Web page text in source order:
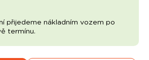
přijedeme nákladním vozem po
termínu.